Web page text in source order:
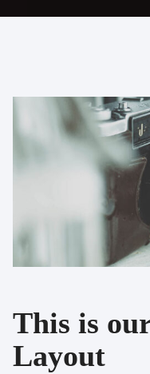
This is
Layout